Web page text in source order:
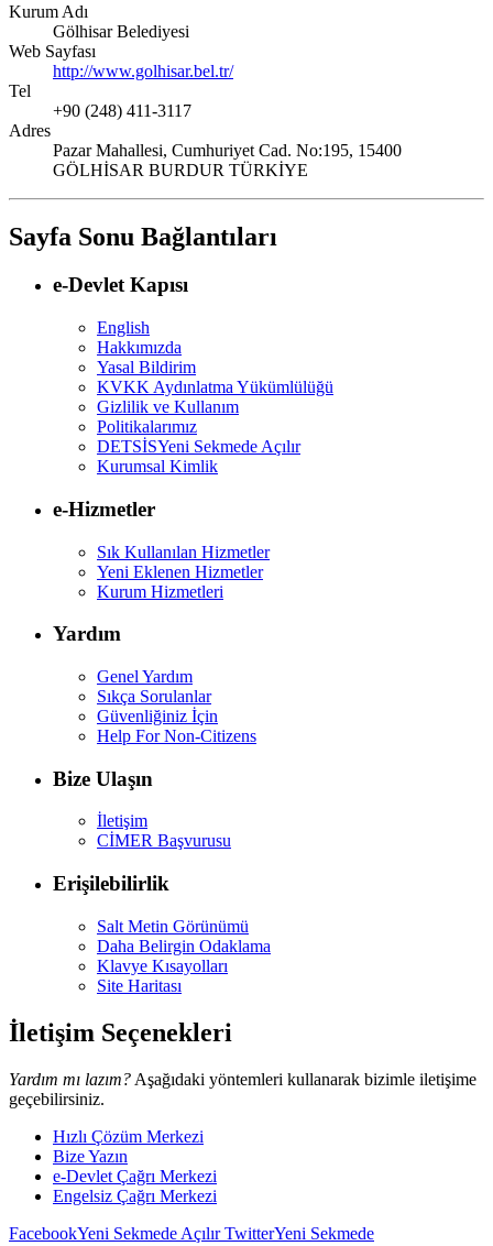
Kurum Adı
Gölhisar Belediyesi
Web Sayfası
http://www.golhisar.bel.tr/
Tel
+90 (248) 411-3117
Adres
Pazar Mahallesi, Cumhuriyet Cad. No:195, 15400
GÖLHİSAR BURDUR TÜRKİYE
Sayfa Sonu Bağlantıları
e-Devlet Kapısı
English
Hakkımızda
Yasal Bildirim
KVKK Aydınlatma Yükümlülüğü
Gizlilik ve Kullanım
Politikalarımız
DETSİSYeni Sekmede Açılır
Kurumsal Kimlik
e-Hizmetler
Sık Kullanılan Hizmetler
Yeni Eklenen Hizmetler
Kurum Hizmetleri
Yardım
Genel Yardım
Sıkça Sorulanlar
Güvenliğiniz İçin
Help For Non-Citizens
Bize Ulaşın
İletişim
CİMER Başvurusu
Erişilebilirlik
Salt Metin Görünümü
Daha Belirgin Odaklama
Klavye Kısayolları
Site Haritası
İletişim Seçenekleri
Yardım mı lazım? Aşağıdaki yöntemleri kullanarak bizimle iletişime
geçebilirsiniz.
Hızlı Çözüm Merkezi
Bize Yazın
e-Devlet Çağrı Merkezi
Engelsiz Çağrı Merkezi
FacebookYeni Sekmede AçılırTwitterYeni Sekmede